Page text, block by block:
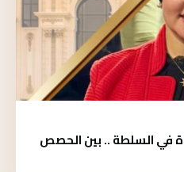
في السلطة .. بين الحصص